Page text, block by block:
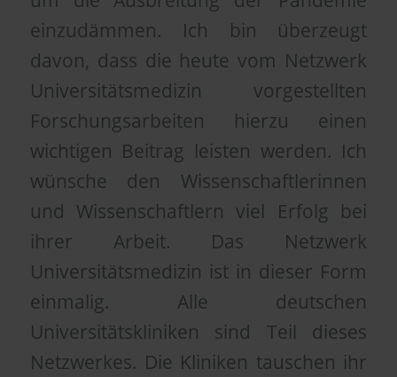
einzudämmen. Ich bin überzeugt
davon, dass die heute vom Netzwerk
Universitätsmedizin vorgestellten
Forschungsarbeiten hierzu einen
wichtigen Beitrag leisten werden. Ich
wünsche den Wissenschaftlerinnen
und Wissenschaftlern viel Erfolg bei
ihrer Arbeit.
Das Netzwerk
Universitätsmedizin ist in dieser Form
einmalig. Alle deutschen
Universitätskliniken sind Teil dieses
Netzwerkes. Die Kliniken tauschen ihr